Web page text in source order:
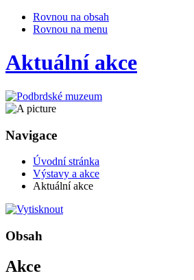
Rovnou na obsah
Rovnou na menu
Aktuální akce
Navigace
Úvodní stránka
Výstavy a akce
Aktuální akce
Obsah
Akce